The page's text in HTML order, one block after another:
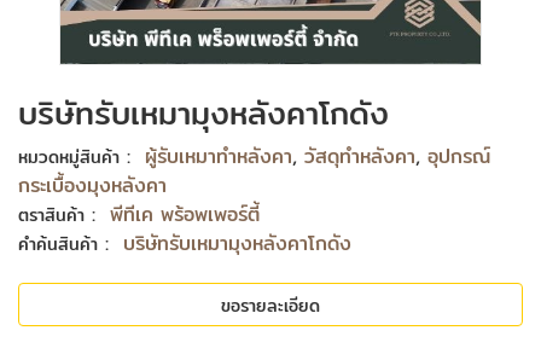
บริษัทรับเหมามุงหลังคาโกดัง
หมวดหมู่สินค้า : ผู้รับเหมาทำหลังคา, วัสดุทำหลังคา, อุปกรณ์
กระเบื้องมุงหลังคา
ตราสินค้า : พีทีเค พร้อพเพอร์ตี้
คำค้นสินค้า : บริษัทรับเหมามุงหลังคาโกดัง
ขอรายละเอียด